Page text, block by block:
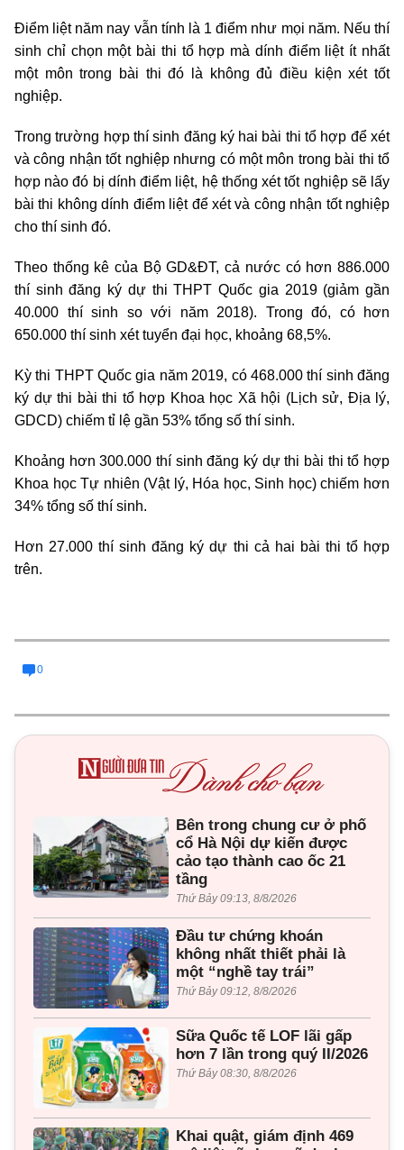
Điểm liệt năm nay vẫn tính là 1 điểm như mọi năm. Nếu thí
sinh chỉ chọn một bài thi tổ hợp mà dính điểm liệt ít nhất
một môn trong bài thi đó là không đủ điều kiện xét tốt
nghiệp.
Trong trường hợp thí sinh đăng ký hai bài thi tổ hợp để xét
và công nhận tốt nghiệp nhưng có một môn trong bài thi tổ
hợp nào đó bị dính điểm liệt, hệ thống xét tốt nghiệp sẽ lấy
bài thi không dính điểm liệt để xét và công nhận tốt nghiệp
cho thí sinh đó.
Theo thống kê của Bộ GD&ĐT, cả nước có hơn 886.000
thí sinh đăng ký dự thi THPT Quốc gia 2019 (giảm gần
40.000 thí sinh so với năm 2018). Trong đó, có hơn
650.000 thí sinh xét tuyển đại học, khoảng 68,5%.
Kỳ thi THPT Quốc gia năm 2019, có 468.000 thí sinh đăng
ký dự thi bài thi tổ hợp Khoa học Xã hội (Lịch sử, Địa lý,
GDCD) chiếm tỉ lệ gần 53% tổng số thí sinh.
Khoảng hơn 300.000 thí sinh đăng ký dự thi bài thi tổ hợp
Khoa học Tự nhiên (Vật lý, Hóa học, Sinh học) chiếm hơn
34% tổng số thí sinh.
Hơn 27.000 thí sinh đăng ký dự thi cả hai bài thi tổ hợp
trên.
0
Bên trong chung cư ở phố
cổ Hà Nội dự kiến được
cảo tạo thành cao ốc 21
tầng
Thứ Bảy 09:13, 8/8/2026
Đầu tư chứng khoán
không nhất thiết phải là
một “nghề tay trái”
Thứ Bảy 09:12, 8/8/2026
Sữa Quốc tế LOF lãi gấp
hơn 7 lần trong quý II/2026
Thứ Bảy 08:30, 8/8/2026
Khai quật, giám định 469